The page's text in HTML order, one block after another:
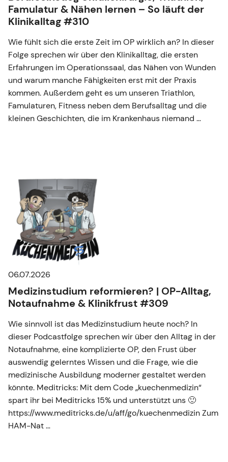
Famulatur & Nähen lernen – So läuft der
Klinikalltag #310
Wie fühlt sich die erste Zeit im OP wirklich an? In dieser
Folge sprechen wir über den Klinikalltag, die ersten
Erfahrungen im Operationssaal, das Nähen von Wunden
und warum manche Fähigkeiten erst mit der Praxis
kommen. Außerdem geht es um unseren Triathlon,
Famulaturen, Fitness neben dem Berufsalltag und die
kleinen Geschichten, die im Krankenhaus niemand …
06.07.2026
Medizinstudium reformieren? | OP-Alltag,
Notaufnahme & Klinikfrust #309
Wie sinnvoll ist das Medizinstudium heute noch? In
dieser Podcastfolge sprechen wir über den Alltag in der
Notaufnahme, eine komplizierte OP, den Frust über
auswendig gelerntes Wissen und die Frage, wie die
medizinische Ausbildung moderner gestaltet werden
könnte. Meditricks: Mit dem Code „kuechenmedizin“
spart ihr bei Meditricks 15% und unterstützt uns 🙂
https://www.meditricks.de/u/aff/go/kuechenmedizin Zum
HAM-Nat …